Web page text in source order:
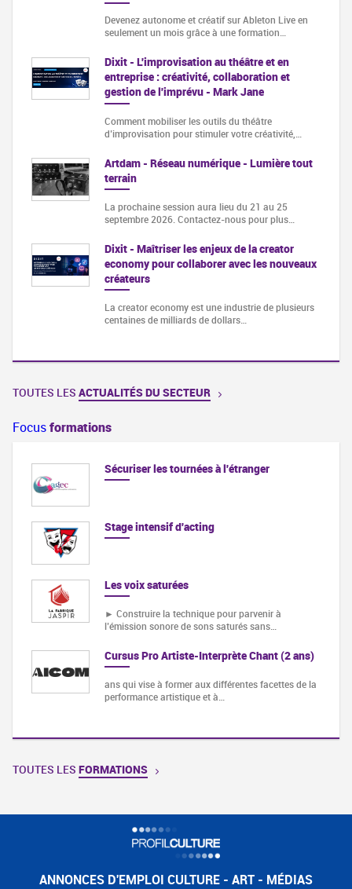
Devenez autonome et créatif sur Ableton Live en
seulement un mois grâce à une formation…
Dixit - L'improvisation au théâtre et en
entreprise : créativité, collaboration et
gestion de l'imprévu - Mark Jane
Comment mobiliser les outils du théâtre
d’improvisation pour stimuler votre créativité,…
Artdam - Réseau numérique - Lumière tout
terrain
La prochaine session aura lieu du 21 au 25
septembre 2026. Contactez-nous pour plus…
Dixit - Maîtriser les enjeux de la creator
economy pour collaborer avec les nouveaux
créateurs
La creator economy est une industrie de plusieurs
centaines de milliards de dollars…
TOUTES LES ACTUALITÉS DU SECTEUR
Focusformations
Sécuriser les tournées à l'étranger
Stage intensif d'acting
Les voix saturées
► Construire la technique pour parvenir à
l’émission sonore de sons saturés sans…
Cursus Pro Artiste-Interprète Chant (2 ans)
ans qui vise à former aux différentes facettes de la
performance artistique et à…
TOUTES LES FORMATIONS
ANNONCES D'EMPLOI CULTURE - ART - MÉDIAS